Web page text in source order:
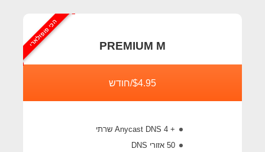
הכי פופולארי PREMIUM M
$4.95/חודש
+ 4 Anycast DNS שרתי
50 אזורי DNS